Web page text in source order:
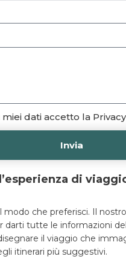
miei dati accetto la
Invia
di
modo che preferisci. Il
darti tutte le informazioni
il viaggio che
itinerari più suggestivi.